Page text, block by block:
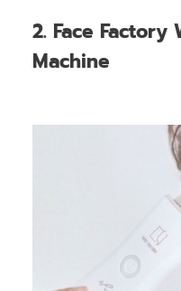
2. Face Factory
Machine